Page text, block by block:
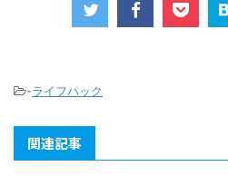
-ライフハック
関連記事